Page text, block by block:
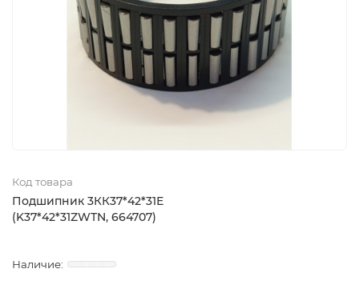
Код товара
Подшипник 3КК37*42*31Е
(K37*42*31ZWTN, 664707)